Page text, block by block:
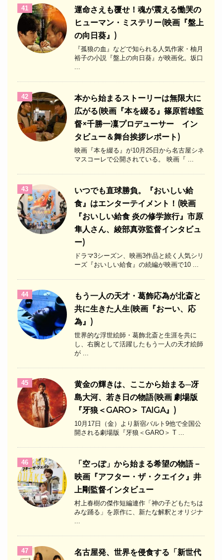
41
運命さえも覆せ！魂が震える慟哭の
ヒューマン・ミステリー(映画『盤上
の向日葵』)
『孤狼の血』などで知られる人気作家・柚月
裕子の小説『盤上の向日葵』が映画化。坂口
...
42
本から始まるストーリーは無限大に
広がる(映画『本を綴る』篠原哲雄監
督×千勝一凜プロデューサー イン
タビュー＆舞台挨拶レポート)
映画『本を綴る』が10月25日から名古屋シネ
マスコーレで公開されている。 映画『 ...
43
いつでも直球勝負。『おいしい給
食』はエンターテイメント！(映画
『おいしい給食 炎の修学旅行』市原
隼人さん、綾部真弥監督インタビュ
ー)
ドラマ3シーズン、映画3作品と続く人気シリ
ーズ『おいしい給食』の続編が映画で10 ...
44
もう一人の天才・葛飾応為が北斎と
共に生きた人生(映画『おーい、応
為』)
世界的な浮世絵師・葛飾北斎と生涯を共に
し、右腕として活躍したもう一人の天才絵師
が ...
45
黄金の輝きは、ここから始まる─冴
島大河、若き日の物語(映画 劇場版
『牙狼＜GARO＞ TAIGA』)
10月17日（金）より新宿バルト9他で全国公
開される劇場版『牙狼＜GARO＞ T ...
46
「空っぽ」から始まる希望の物語－
映画『アフター・ザ・クエイク』井
上剛監督インタビュー
村上春樹の傑作短編連作「神の子どもたちは
みな踊る」を原作に、新たな解釈とオリジナ
...
47
名古屋発、世界を侵食する「新世代